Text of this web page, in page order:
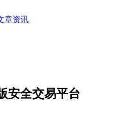
章资讯
安全交易平台